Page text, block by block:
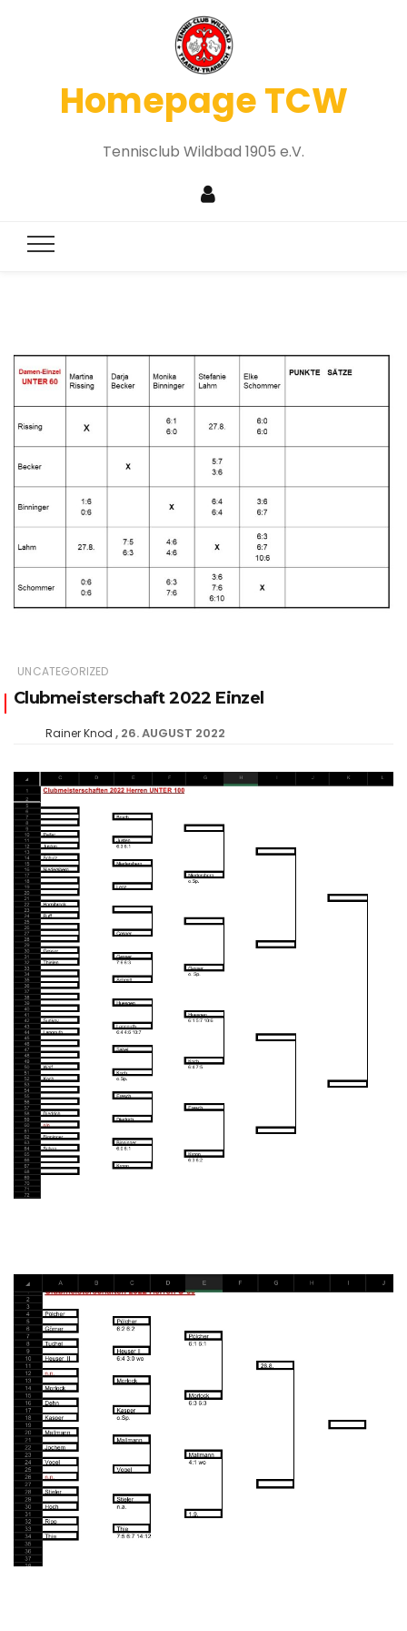
Homepage TCW
Tennisclub Wildbad 1905 e.V.
UNCATEGORIZED
Clubmeisterschaft 2022 Einzel
Rainer Knod 26. AUGUST 2022